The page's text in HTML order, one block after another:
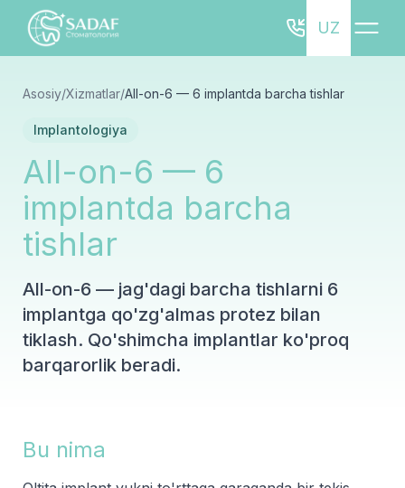
UZ
Asosiy/Xizmatlar/All-on-6 — 6 implantda barcha tishlar
Implantologiya
All-on-6 — 6
implantda barcha
tishlar
All-on-6 — jag'dagi barcha tishlarni 6
implantga qo'zg'almas protez bilan
tiklash. Qo'shimcha implantlar ko'proq
barqarorlik beradi.
Bu nima